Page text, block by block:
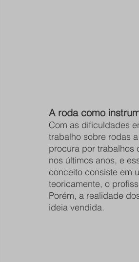
A roda como
Com as dificuldades
trabalho sobre rodas
procura por trabalhos
nos últimos anos, e
conceito consiste em
teoricamente, o
Porém, a realidade
ideia vendida.